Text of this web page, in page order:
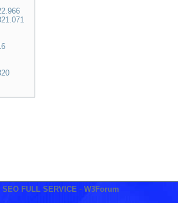
SEO FULL SERVICE - W3Forum